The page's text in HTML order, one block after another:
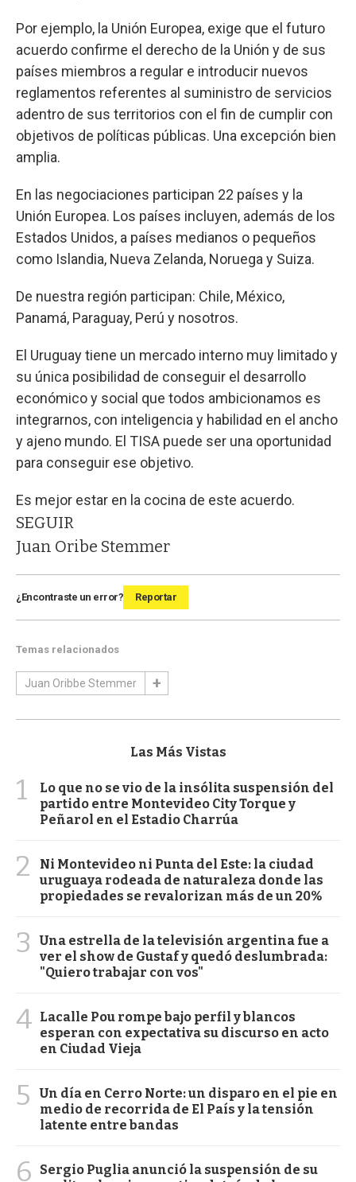
Por ejemplo, la Unión Europea, exige que el futuro
acuerdo confirme el derecho de la Unión y de sus
países miembros a regular e introducir nuevos
reglamentos referentes al suministro de servicios
adentro de sus territorios con el fin de cumplir con
objetivos de políticas públicas. Una excepción bien
amplia.
En las negociaciones participan 22 países y la
Unión Europea. Los países incluyen, además de los
Estados Unidos, a países medianos o pequeños
como Islandia, Nueva Zelanda, Noruega y Suiza.
De nuestra región participan: Chile, México,
Panamá, Paraguay, Perú y nosotros.
El Uruguay tiene un mercado interno muy limitado y
su única posibilidad de conseguir el desarrollo
económico y social que todos ambicionamos es
integrarnos, con inteligencia y habilidad en el ancho
y ajeno mundo. El TISA puede ser una oportunidad
para conseguir ese objetivo.
Es mejor estar en la cocina de este acuerdo.
SEGUIR
Juan Oribe Stemmer
¿Encontraste un error? Reportar
Temas relacionados
Juan Oribbe Stemmer
Las Más Vistas
1
Lo que no se vio de la insólita suspensión del
partido entre Montevideo City Torque y
Peñarol en el Estadio Charrúa
2
Ni Montevideo ni Punta del Este: la ciudad
uruguaya rodeada de naturaleza donde las
propiedades se revalorizan más de un 20%
3
Una estrella de la televisión argentina fue a
ver el show de Gustaf y quedó deslumbrada:
"Quiero trabajar con vos"
4 Lacalle Pou rompe bajo perfil y blancos
esperan con expectativa su discurso en acto
en Ciudad Vieja
5
Un día en Cerro Norte: un disparo en el pie en
medio de recorrida de El País y la tensión
latente entre bandas
6
Sergio Puglia anunció la suspensión de su